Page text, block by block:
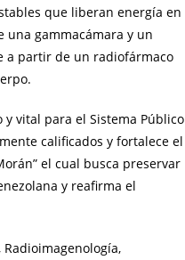
que liberan energía en
una gammacámara y un
a partir de un radiofármaco
y vital para el Sistema Público
calificados y fortalece el
el cual busca preservar
y reafirma el